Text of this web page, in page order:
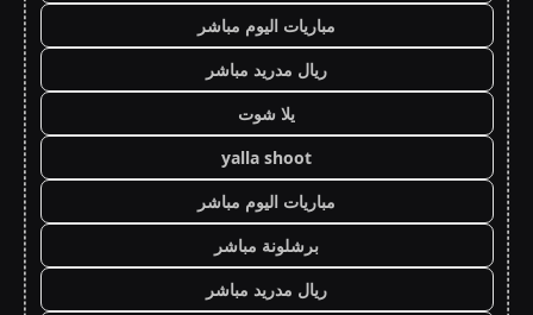
مباريات اليوم مباشر
ريال مدريد مباشر
يلا شوت
yalla shoot
مباريات اليوم مباشر
برشلونة مباشر
ريال مدريد مباشر